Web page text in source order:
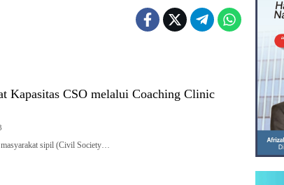
Kapasitas CSO melalui Coaching Clinic
sipil (Civil Society…